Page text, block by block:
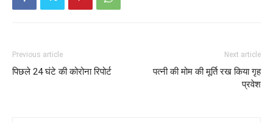
Previous article
पिछले 24 घंटे की कोरोना रिपोर्ट
Next article
पत्नी की मोम की मूर्ति रख किया गृह
प्रवेश